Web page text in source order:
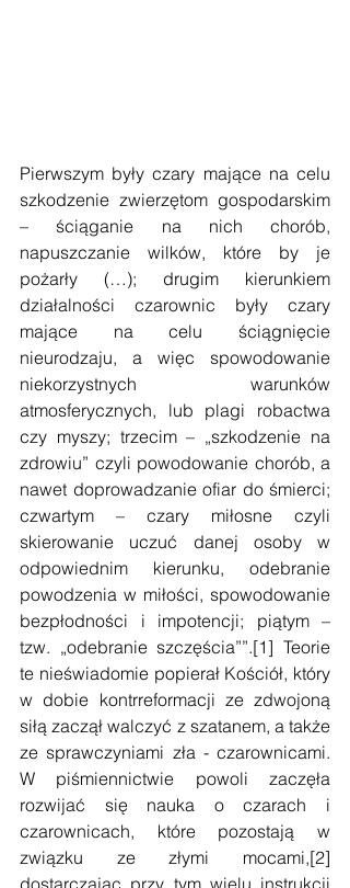
Pierwszym były czary mające na celu
szkodzenie zwierzętom gospodarskim
– ściąganie na nich chorób,
napuszczanie wilków, które by je
pożarły (…); drugim kierunkiem
działalności czarownic były czary
mające na celu ściągnięcie
nieurodzaju, a więc spowodowanie
niekorzystnych warunków
atmosferycznych, lub plagi robactwa
czy myszy; trzecim – „szkodzenie na
zdrowiu” czyli powodowanie chorób, a
nawet doprowadzanie ofiar do śmierci;
czwartym – czary miłosne czyli
skierowanie uczuć danej osoby w
odpowiednim kierunku, odebranie
powodzenia w miłości, spowodowanie
bezpłodności i impotencji; piątym –
tzw. „odebranie szczęścia””.[1] Teorie
te nieświadomie popierał Kościół, który
w dobie kontrreformacji ze zdwojoną
siłą zaczął walczyć z szatanem, a także
ze sprawczyniami zła - czarownicami.
W piśmiennictwie powoli zaczęła
rozwijać się nauka o czarach i
czarownicach, które pozostają w
związku ze złymi mocami,[2]